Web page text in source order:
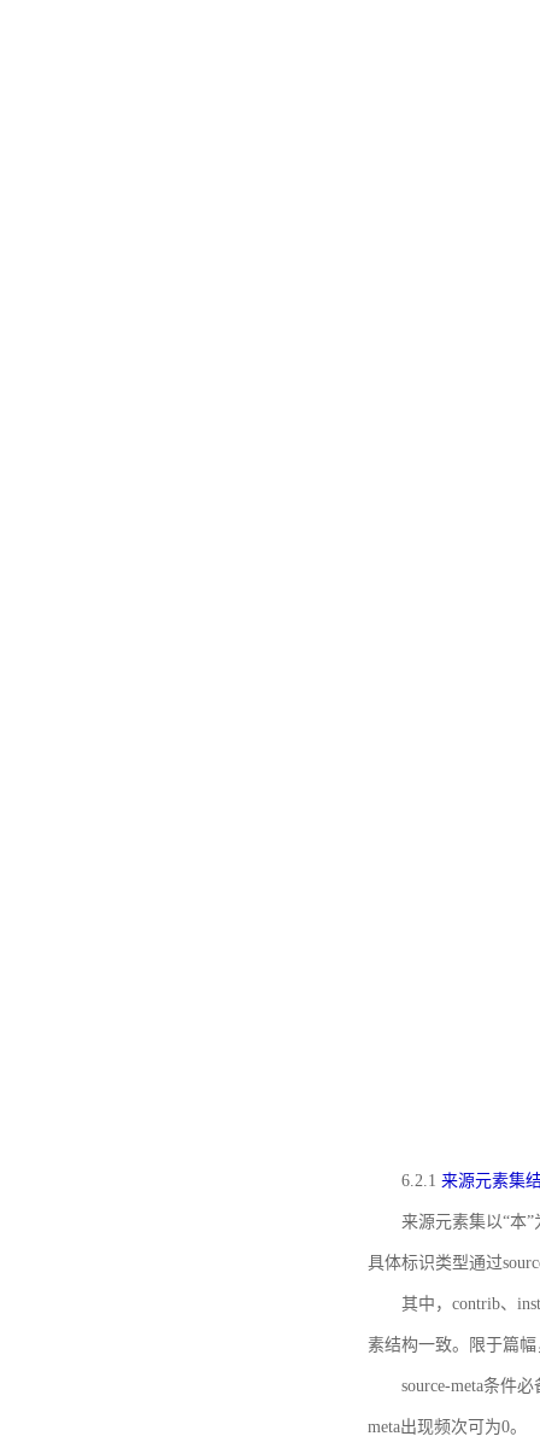
6.2.1 来源元素集
来源元素集以“本
具体标识类型通过
其中，contrib、
素结构一致。限于篇
source-meta条件
meta出现频次可为0。